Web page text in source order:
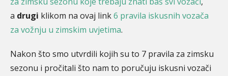
a drugi klikom na ovaj link6 pravila iskusnih vozača
za vožnju u zimskim uvjetima.
Nakon što smo utvrdili kojih su to 7 pravila za zimsku
sezonu i pročitali što nam to poručuju iskusni vozači